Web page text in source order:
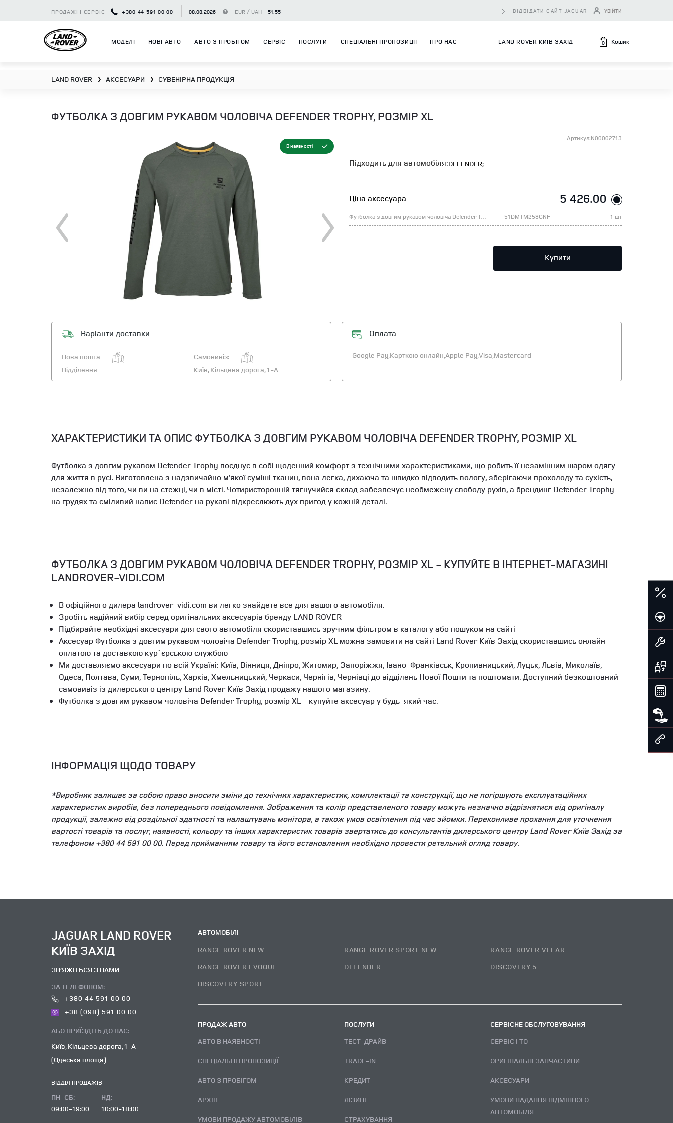
ПРОДАЖІ І СЕРВІС +380 44 591 00 00 08.08.2026 EUR / UAH = 51.55 ВІДВІДАТИ САЙТ JAGUAR УВІЙТИ
МОДЕЛІ НОВІ АВТО АВТО З ПРОБІГОМ СЕРВІС ПОСЛУГИ СПЕЦІАЛЬНІ ПРОПОЗИЦІЇ ПРО НАС LAND ROVER КИЇВ ЗАХІД 0 Кошик
LAND ROVER ❯ АКСЕСУАРИ ❯ СУВЕНІРНА ПРОДУКЦІЯ
ФУТБОЛКА З ДОВГИМ РУКАВОМ ЧОЛОВІЧА DEFENDER TROPHY, РОЗМІР XL
В наявності
Артикул:N00002713
Підходить для автомобіля:DEFENDER;
Ціна аксесуара 5 426.00
Футболка з довгим рукавом чоловіча Defender Trophy, розмір XL 51DMTM258GNF 1 шт
Купити
Варіанти доставки
Нова пошта
Самовивіз:
Відділення
Київ, Кільцева дорога, 1-А
Оплата
Google Pay,Карткою онлайн,Apple Pay,Visa,Mastercard
ХАРАКТЕРИСТИКИ ТА ОПИС ФУТБОЛКА З ДОВГИМ РУКАВОМ ЧОЛОВІЧА DEFENDER TROPHY, РОЗМІР XL
Футболка з довгим рукавом Defender Trophy поєднує в собі щоденний комфорт з технічними характеристиками, що робить її незамінним шаром одягу
для життя в русі. Виготовлена з надзвичайно м’якої суміші тканин, вона легка, дихаюча та швидко відводить вологу, зберігаючи прохолоду та сухість,
незалежно від того, чи ви на стежці, чи в місті. Чотиристоронній тягнучийся склад забезпечує необмежену свободу рухів, а брендинг Defender Trophy
на грудях та сміливий напис Defender на рукаві підкреслюють дух пригод у кожній деталі.
ФУТБОЛКА З ДОВГИМ РУКАВОМ ЧОЛОВІЧА DEFENDER TROPHY, РОЗМІР XL - КУПУЙТЕ В ІНТЕРНЕТ-МАГАЗИНІ
LANDROVER-VIDI.COM
В офіційного дилера landrover-vidi.com ви легко знайдете все для вашого автомобіля.
Зробіть надійний вибір серед оригінальних аксесуарів бренду LAND ROVER
Підбирайте необхідні аксесуари для свого автомобіля скориставшись зручним фільтром в каталогу або пошуком на сайті
Аксесуар Футболка з довгим рукавом чоловіча Defender Trophy, розмір XL можна замовити на сайті Land Rover Київ Захід скориставшись онлайн
оплатою та доставкою кур`єрською службою
Ми доставляємо аксесуари по всій Україні: Київ, Вінниця, Дніпро, Житомир, Запоріжжя, Івано-Франківськ, Кропивницький, Луцьк, Львів, Миколаїв,
Одеса, Полтава, Суми, Тернопіль, Харків, Хмельницький, Черкаси, Чернігів, Чернівці до відділень Нової Пошти та поштомати. Доступний безкоштовний
самовивіз із дилерського центру Land Rover Київ Захід продажу нашого магазину.
Футболка з довгим рукавом чоловіча Defender Trophy, розмір XL - купуйте аксесуар у будь-який час.
ІНФОРМАЦІЯ ЩОДО ТОВАРУ
*Виробник залишає за собою право вносити зміни до технічних характеристик, комплектації та конструкції, що не погіршують експлуатаційних
характеристик виробів, без попереднього повідомлення. Зображення та колір представленого товару можуть незначно відрізнятися від оригіналу
продукції, залежно від роздільної здатності та налаштувань монітора, а також умов освітлення під час зйомки. Переконливе прохання для уточнення
вартості товарів та послуг, наявності, кольору та інших характеристик товарів звертатись до консультантів дилерського центру Land Rover Київ Захід за
телефоном +380 44 591 00 00. Перед прийманням товару та його встановлення необхідно провести ретельний огляд товару.
JAGUAR LAND ROVER
КИЇВ ЗАХІД
ЗВ’ЯЖІТЬСЯ З НАМИ
ЗА ТЕЛЕФОНОМ:
+380 44 591 00 00
+38 (098) 591 00 00
АБО ПРИЇЗДІТЬ ДО НАС:
Київ, Кільцева дорога, 1-А
(Одеська площа)
ВІДДІЛ ПРОДАЖІВ
ПН-СБ:
09:00-19:00
НД:
10:00-18:00
АВТОМОБІЛІ
RANGE ROVER NEW
RANGE ROVER SPORT NEW
RANGE ROVER VELAR
RANGE ROVER EVOQUE
DEFENDER
DISCOVERY 5
DISCOVERY SPORT
ПРОДАЖ АВТО
АВТО В НАЯВНОСТІ
СПЕЦІАЛЬНІ ПРОПОЗИЦІЇ
АВТО З ПРОБІГОМ
АРХІВ
УМОВИ ПРОДАЖУ АВТОМОБІЛІВ
ПОСЛУГИ
ТЕСТ–ДРАЙВ
TRADE-IN
КРЕДИТ
ЛІЗИНГ
СТРАХУВАННЯ
СЕРВІСНЕ ОБСЛУГОВУВАННЯ
СЕРВІС І ТО
ОРИГІНАЛЬНІ ЗАПЧАСТИНИ
АКСЕСУАРИ
УМОВИ НАДАННЯ ПІДМІННОГО
АВТОМОБІЛЯ